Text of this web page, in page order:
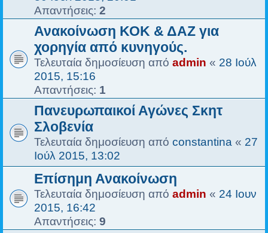
Απαντήσεις: 2
Ανακοίνωση ΚΟΚ & ΔΑΖ για
χορηγία από κυνηγούς.
Τελευταία δημοσίευση από admin « 28 Ιούλ
2015, 15:16
Απαντήσεις: 1
Πανευρωπαικοί Αγώνες Σκητ
Σλοβενία
Τελευταία δημοσίευση από constantina « 27
Ιούλ 2015, 13:02
Επίσημη Ανακοίνωση
Τελευταία δημοσίευση από admin « 24 Ιουν
2015, 16:42
Απαντήσεις: 9